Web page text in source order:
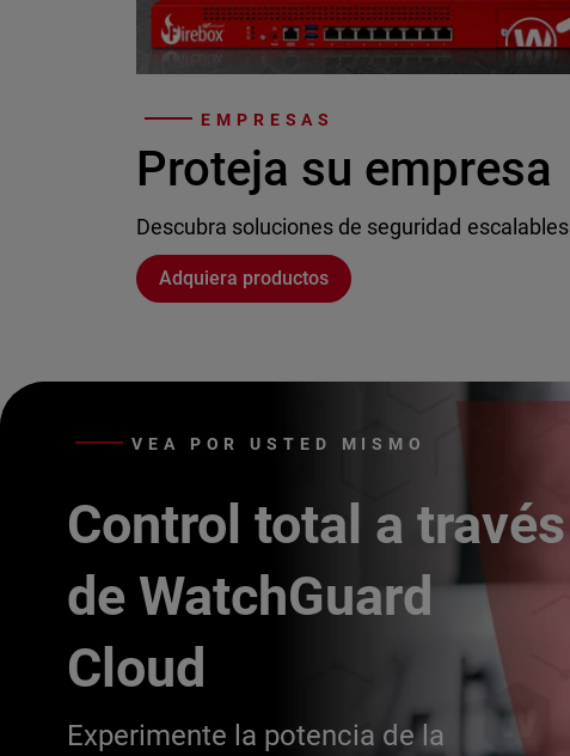
EMPRESAS
Proteja su empresa
Descubra soluciones de seguridad escalables
Adquiera productos
VEA POR USTED MISMO
Control total a través
de WatchGuard
Cloud
Experimente la potencia de la